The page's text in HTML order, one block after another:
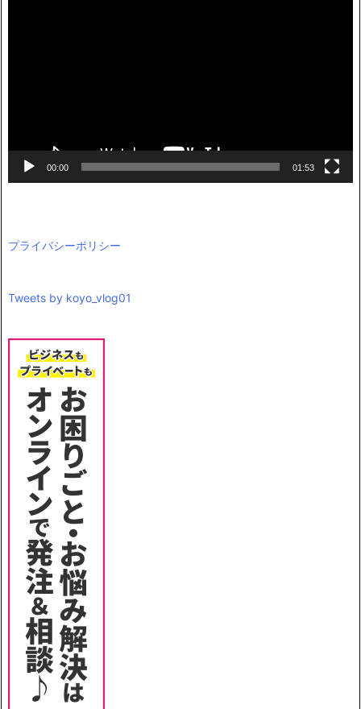
00:00 01:53
プライバシーポリシー
Tweets by koyo_vlog01